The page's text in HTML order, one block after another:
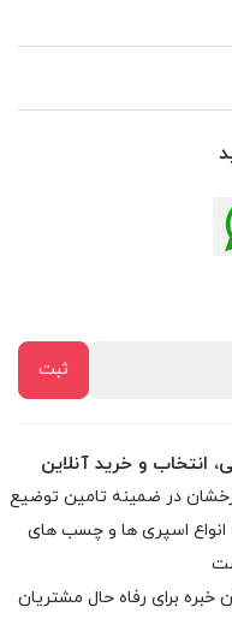
انتخاب و خرید آنلاین
پیشینه درخشان در ضمینه تامین توضیع
اسپری ها و چسب های
برای رفاه حال مشتریان